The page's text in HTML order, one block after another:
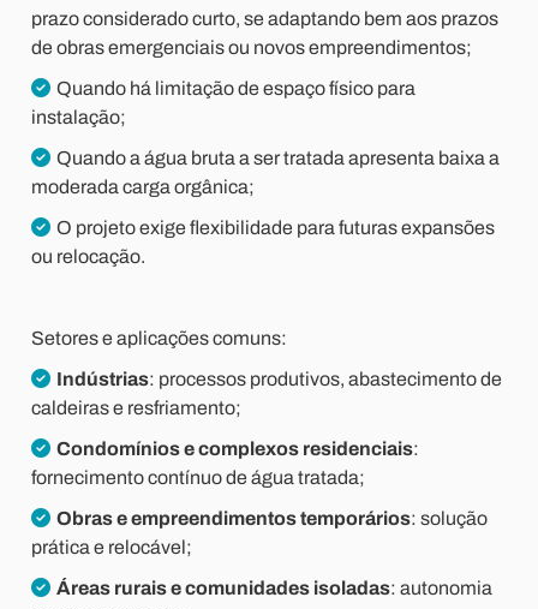
prazo considerado curto, se adaptando bem aos prazos
de obras emergenciais ou novos empreendimentos;
Quando há limitação de espaço físico para
instalação;
Quando a água bruta a ser tratada apresenta baixa a
moderada carga orgânica;
O projeto exige flexibilidade para futuras expansões
ou relocação.
Setores e aplicações comuns:
Indústrias: processos produtivos, abastecimento de
caldeiras e resfriamento;
Condomínios e complexos residenciais:
fornecimento contínuo de água tratada;
Obras e empreendimentos temporários: solução
prática e relocável;
Áreas rurais e comunidades isoladas: autonomia